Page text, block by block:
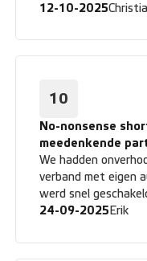
12-10-2025
10
No-nonsense
meedenkende
We hadden
verband met eigen
werd snel
een fijne short-lease
24-09-2025 Erik